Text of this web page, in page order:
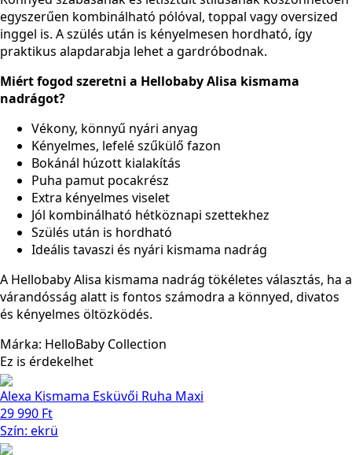
egyszerűen kombinálható pólóval, toppal vagy oversized
inggel is. A szülés után is kényelmesen hordható, így
praktikus alapdarabja lehet a gardróbodnak.
Miért fogod szeretni a Hellobaby Alisa kismama
nadrágot?
Vékony, könnyű nyári anyag
Kényelmes, lefelé szűkülő fazon
Bokánál húzott kialakítás
Puha pamut pocakrész
Extra kényelmes viselet
Jól kombinálható hétköznapi szettekhez
Szülés után is hordható
Ideális tavaszi és nyári kismama nadrág
A Hellobaby Alisa kismama nadrág tökéletes választás, ha a
várandósság alatt is fontos számodra a könnyed, divatos
és kényelmes öltözködés.
Márka: HelloBaby Collection
Ez is érdekelhet
Alexa Kismama Esküvői Ruha Maxi
29 990 Ft
Szín: ekrü